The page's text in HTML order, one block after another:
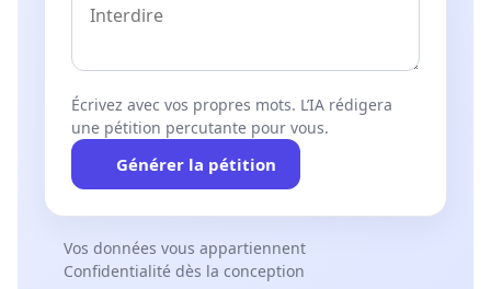
Écrivez avec vos propres mots. L’IA rédigera
une pétition percutante pour vous.
Générer la pétition
Vos données vous appartiennent
Confidentialité dès la conception